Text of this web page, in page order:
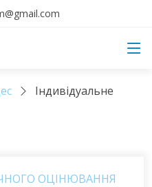
Індивідуальне
ОЦІНЮВАННЯ